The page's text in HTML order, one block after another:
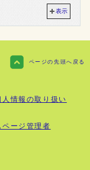
表示
ページの先頭へ戻る
人情報の取り扱い
ージ管理者